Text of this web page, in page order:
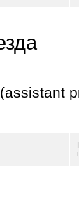
(assistant